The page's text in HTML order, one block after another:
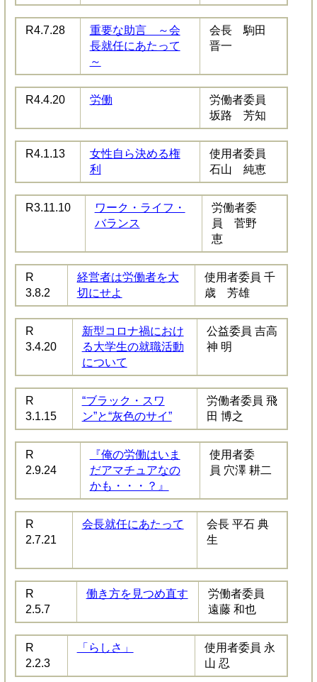
R4.7.28
重要な助言 ～会
長就任にあたって
～
会長 駒田
晋一
R4.4.20 労働
労働者委員
坂路 芳知
R4.1.13
女性自ら決める権
利
使用者委員
石山 純恵
R3.11.10
ワーク・ライフ・
バランス
労働者委
員 菅野
恵
R
3.8.2
経営者は労働者を大
切にせよ
使用者委員 千
歳 芳雄
R
3.4.20
新型コロナ禍におけ
る大学生の就職活動
について
公益委員 吉高
神 明
R
3.1.15
“ブラック・スワ
ン”と“灰色のサイ”
労働者委員 飛
田 博之
R
2.9.24
『俺の労働はいま
だアマチュアなの
かも・・・？』
使用者委
員 穴澤 耕二
R
2.7.21
会長就任にあたって
会長 平石 典
生
R
2.5.7
働き方を見つめ直す
労働者委員
遠藤 和也
R
2.2.3
「らしさ」
使用者委員 永
山 忍